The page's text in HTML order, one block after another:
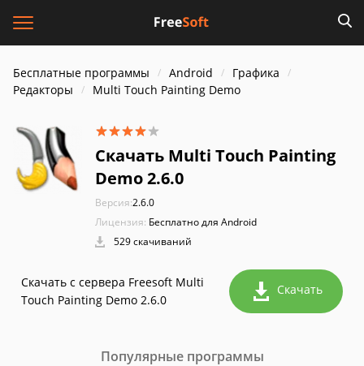
Бесплатные программы Android
Графика
Редакторы
Multi Touch Painting Demo
Скачать Multi Touch Painting
Demo 2.6.0
Версия:2.6.0
Лицензия: Бесплатно для Android
529 скачиваний
Скачать с сервера Freesoft Multi
Touch Painting Demo 2.6.0
Скачать
Популярные программы